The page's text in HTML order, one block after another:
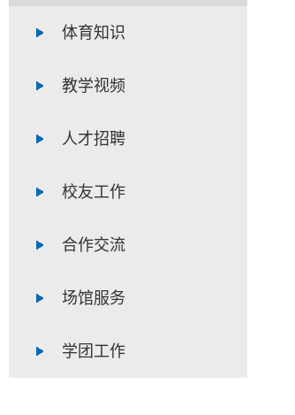
体育知识
教学视频
人才招聘
校友工作
合作交流
场馆服务
学团工作